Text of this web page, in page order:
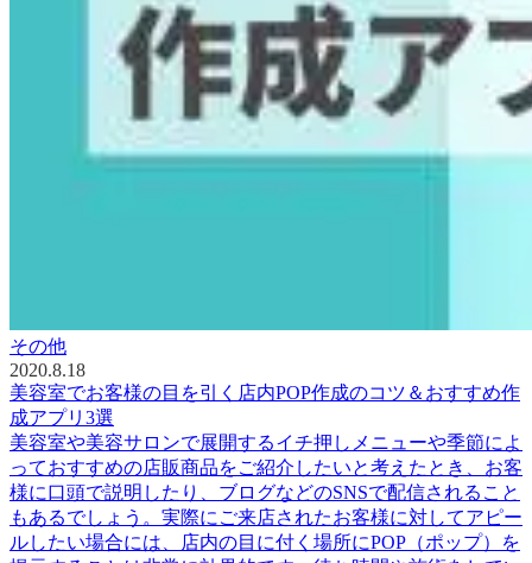
その他
2020.8.18
美容室でお客様の目を引く店内POP作成のコツ＆おすすめ作
成アプリ3選
美容室や美容サロンで展開するイチ押しメニューや季節によ
っておすすめの店販商品をご紹介したいと考えたとき、お客
様に口頭で説明したり、ブログなどのSNSで配信されること
もあるでしょう。実際にご来店されたお客様に対してアピー
ルしたい場合には、店内の目に付く場所にPOP（ポップ）を